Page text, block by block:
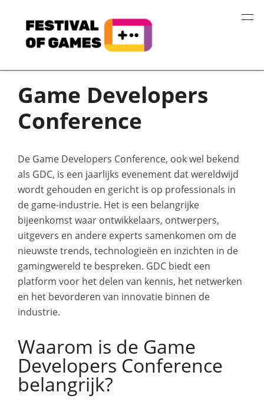
Game Event Nieuws
Game Developers
Conference
De Game Developers Conference, ook wel bekend
als GDC, is een jaarlijks evenement dat wereldwijd
wordt gehouden en gericht is op professionals in
de game-industrie. Het is een belangrijke
bijeenkomst waar ontwikkelaars, ontwerpers,
uitgevers en andere experts samenkomen om de
nieuwste trends, technologieën en inzichten in de
gamingwereld te bespreken. GDC biedt een
platform voor het delen van kennis, het netwerken
en het bevorderen van innovatie binnen de
industrie.
Waarom is de Game
Developers Conference
belangrijk?